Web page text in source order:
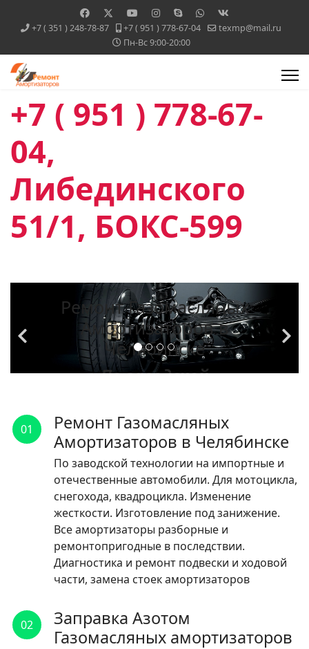
+7 ( 351 ) 248-78-87 +7 ( 951 ) 778-67-04
texmp@mail.ru
Пн-Вс 9:00-20:00
+7 ( 951 ) 778-67-
04,
Либединского
51/1, БОКС-599
Ремонт Газомасляных
Амортизаторов в
Челябинске
По заводской
импортные и
отечественные
автомобили.
ЧИТАТЬ
01
Ремонт Газомасляных
Амортизаторов в Челябинске
По заводской технологии на импортные и
отечественные автомобили. Для мотоцикла,
снегохода, квадроцикла. Изменение
жесткости. Изготовление под занижение.
Все амортизаторы разборные и
ремонтопригодные в последствии.
Диагностика и ремонт подвески и ходовой
части, замена стоек амортизаторов
02
Заправка Азотом
Газомасляных амортизаторов